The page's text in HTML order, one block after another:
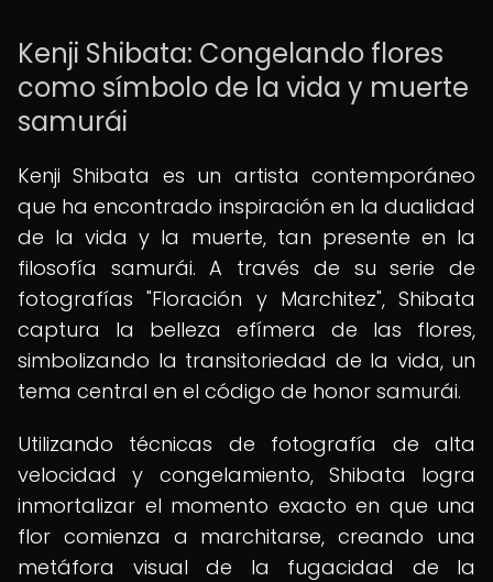
Kenji Shibata: Congelando flores
como símbolo de la vida y muerte
samurái
Kenji Shibata es un artista contemporáneo
que ha encontrado inspiración en la dualidad
de la vida y la muerte, tan presente en la
filosofía samurái. A través de su serie de
fotografías "Floración y Marchitez", Shibata
captura la belleza efímera de las flores,
simbolizando la transitoriedad de la vida, un
tema central en el código de honor samurái.
Utilizando técnicas de fotografía de alta
velocidad y congelamiento, Shibata logra
inmortalizar el momento exacto en que una
flor comienza a marchitarse, creando una
metáfora visual de la fugacidad de la